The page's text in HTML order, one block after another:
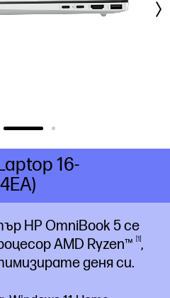
HP OmniBook 5 се
AMD Ryzen™ 1 ,
деня си.
16-